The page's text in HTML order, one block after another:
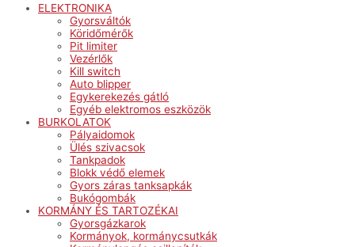
ELEKTRONIKA
Gyorsváltók
Köridőmérők
Pit limiter
Vezérlők
Kill switch
Auto blipper
Egykerekezés gátló
Egyéb elektromos eszközök
BURKOLATOK
Pályaidomok
Ülés szivacsok
Tankpadok
Blokk védő elemek
Gyors záras tanksapkák
Bukógombák
KORMÁNY ÉS TARTOZÉKAI
Gyorsgázkarok
Kormányok, kormánycsutkák